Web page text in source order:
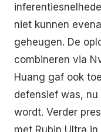
niet kunnen
geheugen. De
combineren via
Huang gaf ook
defensief was,
wordt. Verder
met Rubin Ultra